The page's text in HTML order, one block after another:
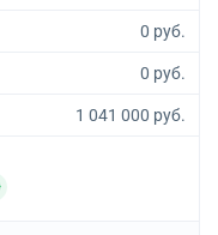
0 руб.
0 руб.
1 041 000 руб.